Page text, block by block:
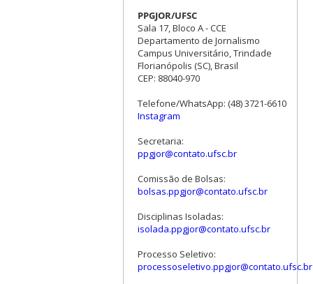
PPGJOR/UFSC
Sala 17, Bloco A - CCE
Departamento de Jornalismo
Campus Universitário, Trindade
Florianópolis (SC), Brasil
CEP: 88040-970
Telefone/WhatsApp: (48) 3721-6610
Instagram
Secretaria:
ppgjor@contato.ufsc.br
Comissão de Bolsas:
bolsas.ppgjor@contato.ufsc.br
Disciplinas Isoladas:
isolada.ppgjor@contato.ufsc.br
Processo Seletivo:
processoseletivo.ppgjor@contato.ufsc.br